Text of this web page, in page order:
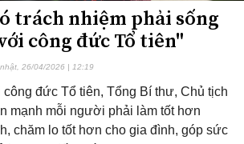
trách nhiệm phải sống
công đức Tổ tiên"
26/04/2026 | 12:19
đức Tổ tiên, Tổng Bí thư, Chủ tịch
mạnh mỗi người phải làm tốt hơn
chăm lo tốt hơn cho gia đình, góp sức